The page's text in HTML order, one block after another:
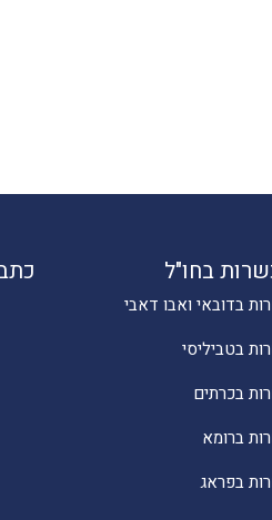
בחו"ל
בדובאי ואבו דאבי
בטביליסי
בכרתים
ברומא
בפראג